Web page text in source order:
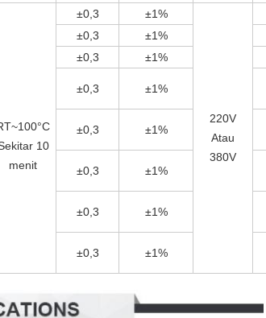
10
menit
±0,3 ±1%
220V
Atau
380V
±0,3 ±1%
±0,3 ±1%
±0,3 ±1%
±0,3 ±1%
±0,3 ±1%
±0,3 ±1%
±0,3 ±1%